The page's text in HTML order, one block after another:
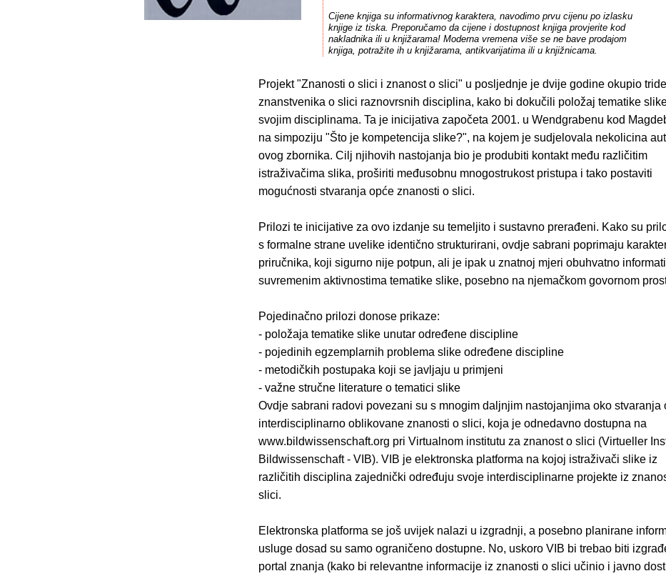
Cijene knjiga su informativnog karaktera, navodimo prvu cijenu po izlasku
knjige iz tiska. Preporučamo da cijene i dostupnost knjiga provjerite kod
nakladnika ili u knjižarama! Moderna vremena više se ne bave prodajom
knjiga, potražite ih u knjižarama, antikvarijatima ili u knjižnicama.
Projekt "Znanosti o slici i znanost o slici" u posljednje je dvije godine okupio
znanstvenika o slici raznovrsnih disciplina, kako bi dokučili položaj tematike
svojim disciplinama. Ta je inicijativa započeta 2001. u Wendgrabenu kod
na simpoziju "Što je kompetencija slike?", na kojem je sudjelovala nekolicina
ovog zbornika. Cilj njihovih nastojanja bio je produbiti kontakt među različitim
istraživačima slika, proširiti međusobnu mnogostrukost pristupa i tako postaviti
mogućnosti stvaranja opće znanosti o slici.
Prilozi te inicijative za ovo izdanje su temeljito i sustavno prerađeni. Kako su
s formalne strane uvelike identično strukturirani, ovdje sabrani poprimaju
priručnika, koji sigurno nije potpun, ali je ipak u znatnoj mjeri obuhvatno
suvremenim aktivnostima tematike slike, posebno na njemačkom govornom
Pojedinačno prilozi donose prikaze:
- položaja tematike slike unutar određene discipline
- pojedinih egzemplarnih problema slike određene discipline
- metodičkih postupaka koji se javljaju u primjeni
- važne stručne literature o tematici slike
Ovdje sabrani radovi povezani su s mnogim daljnjim nastojanjima oko stvaranja
interdisciplinarno oblikovane znanosti o slici, koja je odnedavno dostupna na
www.bildwissenschaft.org pri Virtualnom institutu za znanost o slici (Virtueller
Bildwissenschaft - VIB). VIB je elektronska platforma na kojoj istraživači slike iz
različitih disciplina zajednički određuju svoje interdisciplinarne projekte iz
slici.
Elektronska platforma se još uvijek nalazi u izgradnji, a posebno planirane
usluge dosad su samo ograničeno dostupne. No, uskoro VIB bi trebao biti
portal znanja (kako bi relevantne informacije iz znanosti o slici učinio i javno